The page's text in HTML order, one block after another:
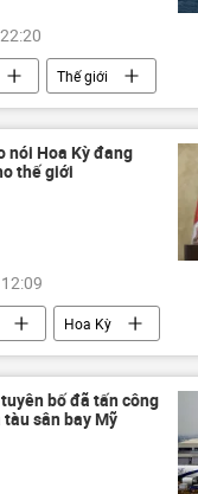
Thế giới
Kỳ Harry Truman
nói Hoa Kỳ đang
thế giới
Hoa Kỳ
thương mại
Yemen
mới ở Trung Đông
bố đã tấn công
sân bay Mỹ